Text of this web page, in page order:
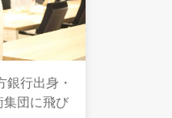
銀行出身・
集団に飛び